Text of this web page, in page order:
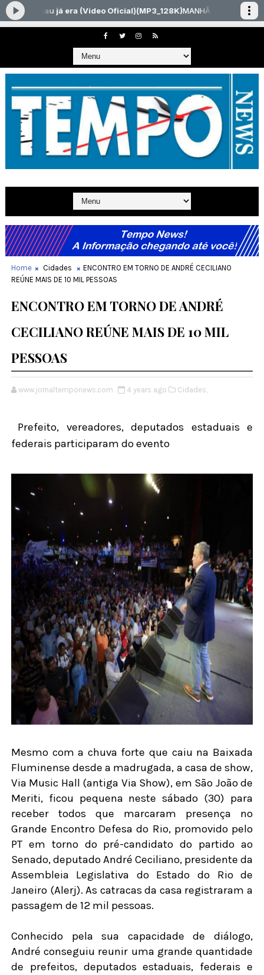
Home Cidades
ENCONTRO EM TORNO DE ANDRÉ CECILIANO
REÚNE MAIS DE 10 MIL PESSOAS
ENCONTRO EM TORNO DE ANDRÉ
CECILIANO REÚNE MAIS DE 10 MIL
PESSOAS
www.jornaltemponews.com 4 years ago Cidades,
Prefeito, vereadores, deputados estaduais e
federais participaram do evento
Mesmo com a chuva forte que caiu na Baixada
Fluminense desde a madrugada, a casa de show,
Via Music Hall (antiga Via Show), em São João de
Meriti, ficou pequena neste sábado (30) para
receber todos que marcaram presença no
Grande Encontro Defesa do Rio, promovido pelo
PT em torno do pré-candidato do partido ao
Senado, deputado André Ceciliano, presidente da
Assembleia Legislativa do Estado do Rio de
Janeiro (Alerj). As catracas da casa registraram a
passagem de 12 mil pessoas.
Conhecido pela sua capacidade de diálogo,
André conseguiu reunir uma grande quantidade
de prefeitos, deputados estaduais, federais e